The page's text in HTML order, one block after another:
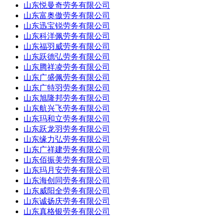
山东悦曼奇劳务有限公司
山东富奥傲劳务有限公司
山东迅宝锐劳务有限公司
山东科洋佩劳务有限公司
山东福羽威劳务有限公司
山东跃德弘劳务有限公司
山东腾祥凌劳务有限公司
山东广盛佩劳务有限公司
山东广特羽劳务有限公司
山东旭隆邦劳务有限公司
山东航兴飞劳务有限公司
山东玛和立劳务有限公司
山东跃龙羽劳务有限公司
山东缘力弘劳务有限公司
山东广祥建劳务有限公司
山东佰振美劳务有限公司
山东玛月安劳务有限公司
山东海创同劳务有限公司
山东威阳全劳务有限公司
山东诚扬庆劳务有限公司
山东真格银劳务有限公司